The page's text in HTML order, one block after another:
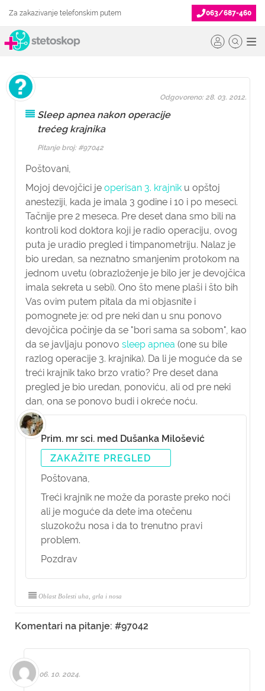
Za zakazivanje telefonskim putem 063/687-460
Sleep apnea nakon operacije
trećeg krajnika
Pitanje broj: #97042
Poštovani,
Mojoj devojčici je operisan 3. krajnik u opštoj
anesteziji, kada je imala 3 godine i 10 i po meseci.
Tačnije pre 2 meseca. Pre deset dana smo bili na
kontroli kod doktora koji je radio operaciju, ovog
puta je uradio pregled i timpanometriju. Nalaz je
bio uredan, sa neznatno smanjenim protokom na
jednom uvetu (obrazloženje je bilo jer je devojčica
imala sekreta u sebi). Ono što mene plaši i što bih
Vas ovim putem pitala da mi objasnite i
pomognete je: od pre neki dan u snu ponovo
devojčica počinje da se "bori sama sa sobom", kao
da se javljaju ponovo sleep apnea (one su bile
razlog operacije 3. krajnika). Da li je moguće da se
treći krajnik tako brzo vratio? Pre deset dana
pregled je bio uredan, ponoviću, ali od pre neki
dan, ona se ponovo budi i okreće noću.
Odgovoreno: 28. 03. 2012.
Prim. mr sci. med Dušanka Milošević
ZAKAŽITE PREGLED
Poštovana,
Treći krajnik ne može da poraste preko noći
ali je moguće da dete ima otečenu
sluzokožu nosa i da to trenutno pravi
problem.
Pozdrav
Oblast Bolesti uha, grla i nosa
Komentari na pitanje: #97042
06. 10. 2024.